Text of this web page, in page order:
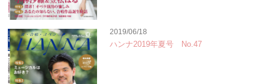
2019/06/18
ハンナ2019年夏号 No.47